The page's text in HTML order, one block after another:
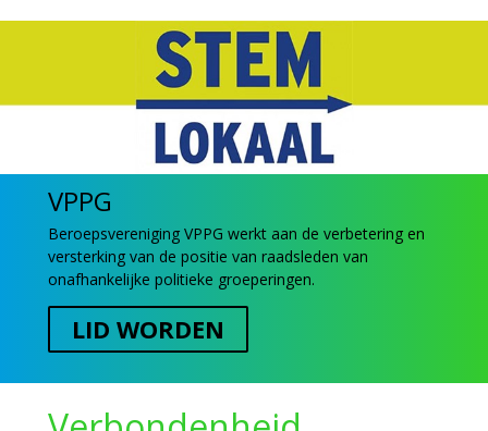
VPPG
Beroepsvereniging VPPG werkt aan de verbetering en
versterking van de positie van raadsleden van
onafhankelijke politieke groeperingen.
LID WORDEN